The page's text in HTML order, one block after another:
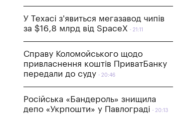
У Техасі з'явиться мегазавод чипів
за $16,8 млрд від SpaceX
21:11
Справу Коломойського щодо
привласнення коштів ПриватБанку
передали до суду
20:46
Російська «Бандероль» знищила
депо «Укрпошти» у Павлограді
20:13